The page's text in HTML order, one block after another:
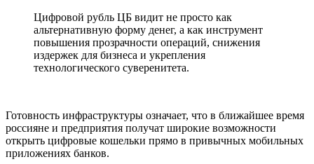
Цифровой рубль ЦБ видит не просто как
альтернативную форму денег, а как инструмент
повышения прозрачности операций, снижения
издержек для бизнеса и укрепления
технологического суверенитета.
Готовность инфраструктуры означает, что в ближайшее время
россияне и предприятия получат широкие возможности
открыть цифровые кошельки прямо в привычных мобильных
приложениях банков.